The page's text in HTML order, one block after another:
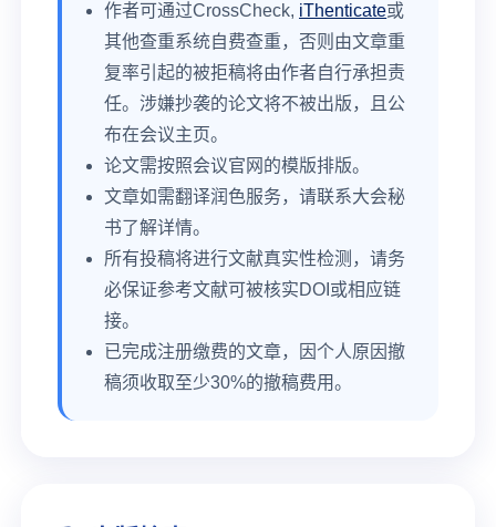
作者可通过CrossCheck, iThenticate或
其他查重系统自费查重，否则由文章重
复率引起的被拒稿将由作者自行承担责
任。涉嫌抄袭的论文将不被出版，且公
布在会议主页。
论文需按照会议官网的模版排版。
文章如需翻译润色服务，请联系大会秘
书了解详情。
所有投稿将进行文献真实性检测，请务
必保证参考文献可被核实DOI或相应链
接。
已完成注册缴费的文章，因个人原因撤
稿须收取至少30%的撤稿费用。